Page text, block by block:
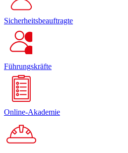
Sicherheitsbeauftragte
Führungskräfte
Online-Akademie